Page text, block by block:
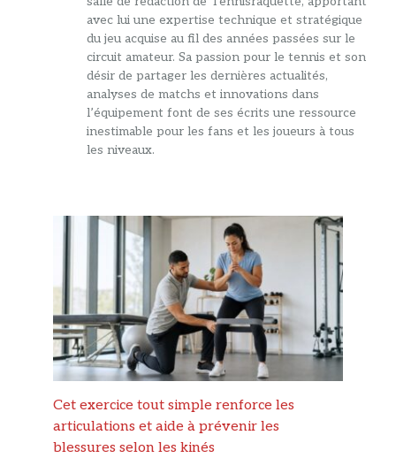
avec lui une expertise technique et stratégique
du jeu acquise au fil des années passées sur le
circuit amateur. Sa passion pour le tennis et son
désir de partager les dernières actualités,
analyses de matchs et innovations dans
l’équipement font de ses écrits une ressource
inestimable pour les fans et les joueurs à tous
les niveaux.
Cet exercice tout simple renforce les
articulations et aide à prévenir les
blessures selon les kinés